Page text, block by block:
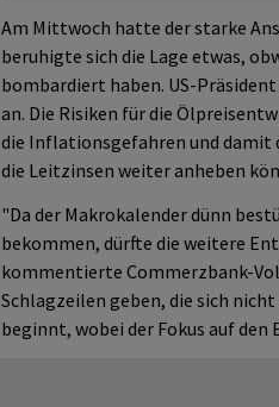
Am Mittwoch hatte der starke
beruhigte sich die Lage etwas,
bombardiert haben. US-
an. Die Risiken für die
die Inflationsgefahren und damit
die Leitzinsen weiter anheben
"Da der Makrokalender dünn
bekommen, dürfte die weitere
kommentierte Commerzbank-
Schlagzeilen geben, die sich
beginnt, wobei der Fokus auf